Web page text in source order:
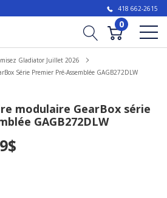
418 662-2615
0
Gladiator Juillet 2026
Série Premier Pré-Assemblée GAGB272DLW
modulaire GearBox série
GAGB272DLW